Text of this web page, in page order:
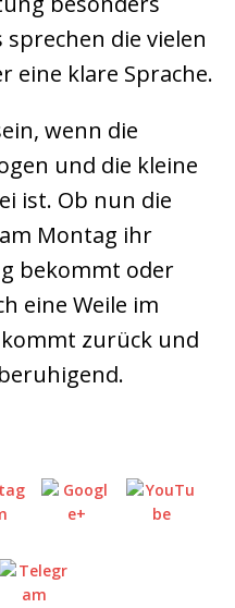
die vielen
eine klare Sprache.
wenn die
und die kleine
ist. Ob nun die
Montag ihr
bekommt oder
eine Weile im
zurück und